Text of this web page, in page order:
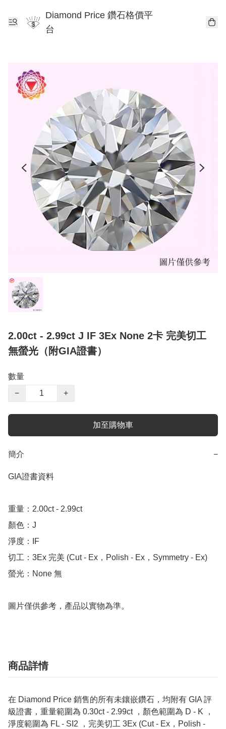
Diamond Price 鑽石格價平
台
2.00ct - 2.99ct J IF 3Ex None 2卡 完美切工
無螢光（附GIA證書）
數量
−
+
加至購物車
簡介 −
GIA證書資料
重量：2.00ct - 2.99ct
顏色：J
淨度：IF
切工：3Ex 完美 (Cut - Ex，Polish - Ex，Symmetry - Ex)
螢光：None 無
圖片僅供參考，產品以實物為準。
商品詳情
在 Diamond Price 銷售的所有未鑲嵌鑽石，均附有 GIA 評
級證書，重量範圍為 0.30ct - 2.99ct ，顏色範圍為 D - K ，
淨度範圍為 FL - SI2 ，完美切工 3Ex (Cut - Ex，Polish -